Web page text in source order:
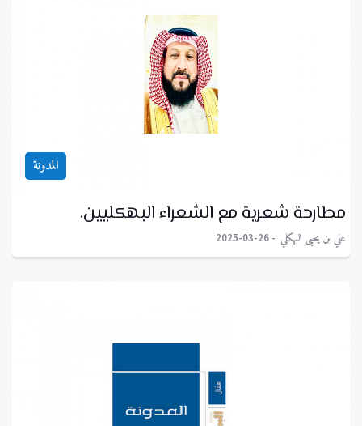
المدونة
مطارحة شعرية مع الشعراء البهكليين.
علي بن يحيى البهكلي 2025-03-26